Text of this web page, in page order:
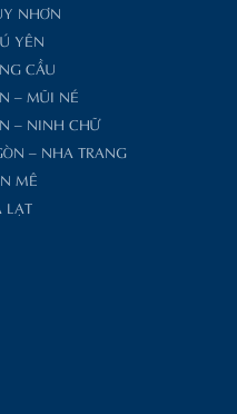
NHƠN
YÊN
CẦU
– MŨI NÉ
– NINH CHỮ
– NHA TRANG
MÊ
LẠT